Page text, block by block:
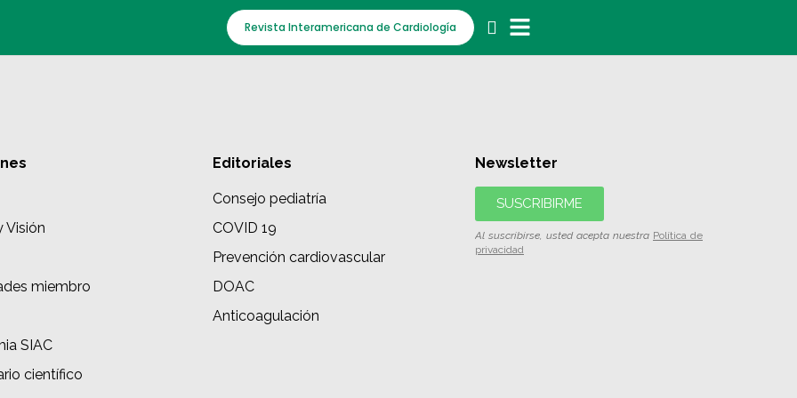
Revista Interamericana de Cardiología
Visión
miembro
SIAC
científico
Editoriales
Consejo pediatría
COVID 19
Prevención cardiovascular
DOAC
Anticoagulación
Newsletter
SUSCRIBIRME
Al suscribirse, usted acepta nuestra Política de
privacidad